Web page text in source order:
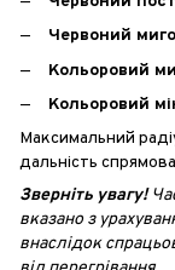
Червоний
Кольоровий
Кольоровий
Максимальний
дальність
Зверніть увагу!
вказано з
внаслідок